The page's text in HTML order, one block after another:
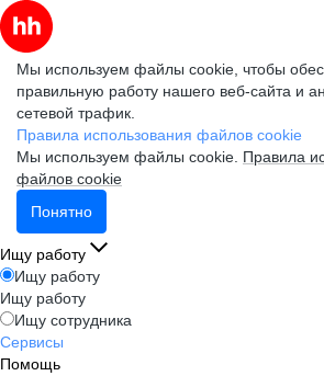
Мы используем файлы cookie, чтобы
правильную работу нашего веб-сайта и
сетевой трафик.
Правила использования файлов cookie
Мы используем файлы cookie. Правила
файлов cookie
Понятно
Ищу работу
Ищу работу
Ищу работу
Ищу сотрудника
Сервисы
Помощь